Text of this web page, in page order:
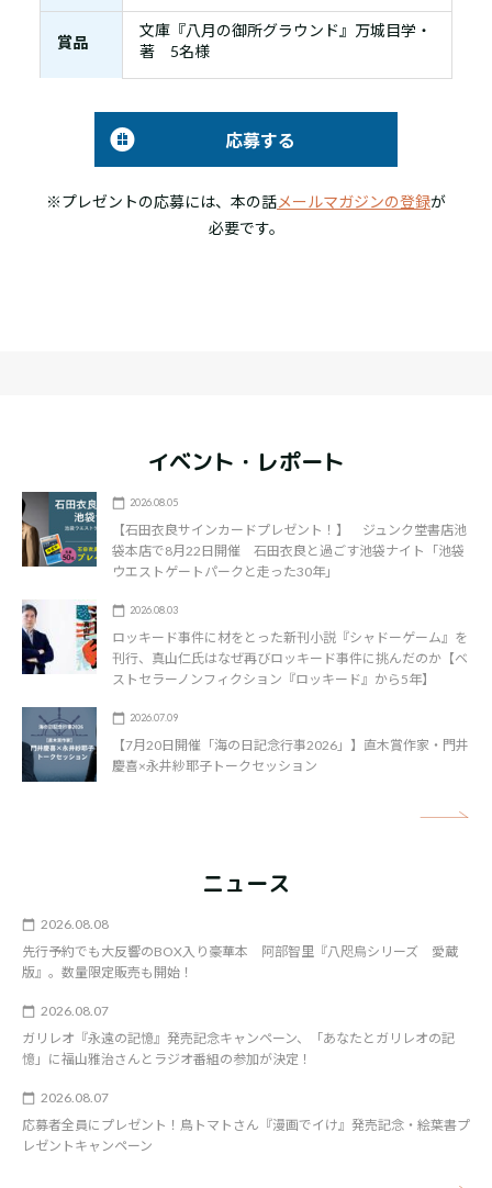
賞品
文庫『八月の御所グラウンド』万城目学・
著 5名様
応募する
※プレゼントの応募には、本の話メールマガジンの登録が
必要です。
イベント・レポート
2026.08.05
【石田衣良サインカードプレゼント！】 ジュンク堂書店池
袋本店で8月22日開催 石田衣良と過ごす池袋ナイト「池袋
ウエストゲートパークと走った30年」
2026.08.03
ロッキード事件に材をとった新刊小説『シャドーゲーム』を
刊行、真山仁氏はなぜ再びロッキード事件に挑んだのか【ベ
ストセラーノンフィクション『ロッキード』から5年】
2026.07.09
【7月20日開催「海の日記念行事2026」】直木賞作家・門井
慶喜×永井紗耶子トークセッション
ニュース
2026.08.08
先行予約でも大反響のBOX入り豪華本 阿部智里『八咫烏シリーズ 愛蔵
版』。数量限定販売も開始！
2026.08.07
ガリレオ『永遠の記憶』発売記念キャンペーン、「あなたとガリレオの記
憶」に福山雅治さんとラジオ番組の参加が決定！
2026.08.07
応募者全員にプレゼント！鳥トマトさん『漫画でイけ』発売記念・絵葉書プ
レゼントキャンペーン